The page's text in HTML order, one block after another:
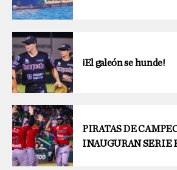
¡El galeón se hunde!
PIRATAS DE
INAUGURAN SERIE